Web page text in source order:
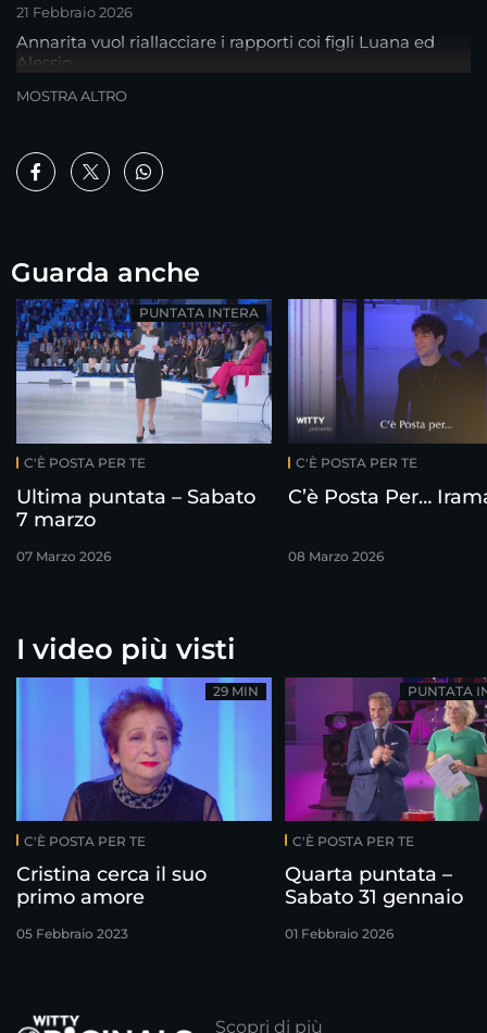
21 Febbraio 2026
Annarita vuol riallacciare i rapporti coi figli Luana ed
Alessio..
MOSTRA ALTRO
Guarda anche
C'È POSTA PER TE
Ultima puntata – Sabato
7 marzo
07 Marzo 2026
PUNTATA INTERA
C'È POSTA PER TE
C’è Posta Per…
08 Marzo 2026
I video più visti
C'È POSTA PER TE
Cristina cerca il suo
primo amore
05 Febbraio 2023
29 MIN
C'È POSTA PER TE
Quarta puntata –
Sabato 31 gennaio
01 Febbraio 2026
PUNTATA
Scopri di più